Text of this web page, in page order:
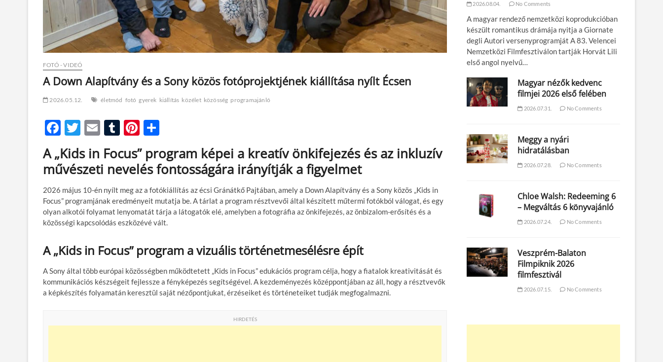
FOTÓ - VIDEÓ
A Down Alapítvány és a Sony közös fotóprojektjének kiállítása nyílt Écsen
2026.05.12. életmód fotó gyerek kiállítás közélet közösség programajánló
F
e
b
o
o
k
T
itt
er
E
ail
T
m
bl
r
Pi
er
es
t
za
m
e
g
A „Kids in Focus” program képei a kreatív önkifejezés és az inkluzív
művészeti nevelés fontosságára irányítják a figyelmet
2026 május 10-én nyílt meg az a fotókiállítás az écsi Gránátkő Pajtában, amely a Down Alapítvány és a Sony közös „Kids in
Focus” programjának eredményeit mutatja be. A tárlat a program résztvevői által készített műtermi fotókból válogat, és egy
olyan alkotói folyamat lenyomatát tárja a látogatók elé, amelyben a fotográfia az önkifejezés, az önbizalom-erősítés és a
közösségi kapcsolódás eszközévé vált.
A „Kids in Focus” program a vizuális történetmesélésre épít
A Sony által több európai közösségben működtetett „Kids in Focus” edukációs program célja, hogy a fiatalok kreativitását és
kommunikációs készségeit fejlessze a fényképezés segítségével. A kezdeményezés középpontjában az áll, hogy a résztvevők
a képkészítés folyamatán keresztül saját nézőpontjukat, érzéseiket és történeteiket tudják megfogalmazni.
HIRDETÉS
2026.08.04. No Comments
A magyar rendező nemzetközi koprodukcióban
készült romantikus drámája nyitja a Giornate
degli Autori versenyprogramját A 83. Velencei
Nemzetközi Filmfesztiválon tartják Horvát Lili
első angol nyelvű…
Magyar nézők kedvenc
filmjei 2026 első felében
2026.07.31. No Comments
Meggy a nyári
hidratálásban
2026.07.28. No Comments
Chloe Walsh: Redeeming 6
– Megváltás 6 könyvajánló
2026.07.24. No Comments
Veszprém-Balaton
Filmpiknik 2026
filmfesztivál
2026.07.15. No Comments